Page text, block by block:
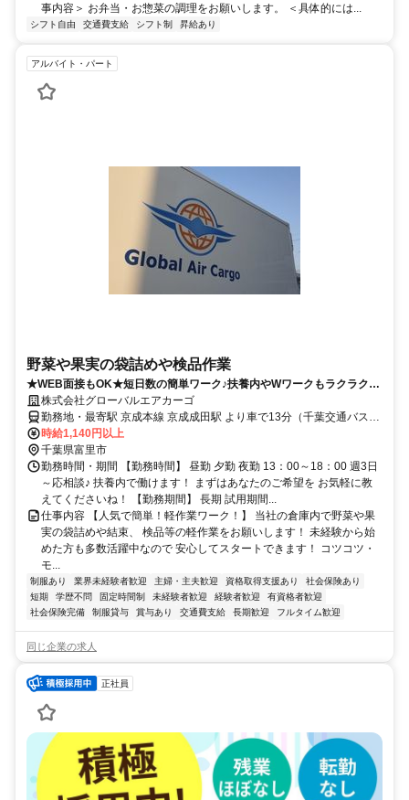
事内容＞ お弁当・お惣菜の調理をお願いします。 ＜具体的には...
シフト自由 交通費支給 シフト制 昇給あり
アルバイト・パート
野菜や果実の袋詰めや検品作業
★WEB面接もOK★短日数の簡単ワーク♪扶養内やWワークもラクラクで
すよ！
株式会社グローバルエアカーゴ
勤務地・最寄駅 京成本線 京成成田駅 より車で13分（千葉交通バスも
あります） JR成田線 成田空港駅 より車で20分 JR総武本線 八街駅 よ
り車で22分 【今のスタッフの通勤エリア】 成田市・大網白里市 芝山
町・香取市・多古町 上記から通勤している方が多いです◎ 車通勤OK
＋交通費も月2万円まで支給です！
時給1,140円以上
千葉県富里市
勤務時間・期間 【勤務時間】 昼勤 夕勤 夜勤 13：00～18：00 週3日
～応相談♪ 扶養内で働けます！ まずはあなたのご希望を お気軽に教
えてくださいね！ 【勤務期間】 長期 試用期間...
仕事内容 【人気で簡単！軽作業ワーク！】 当社の倉庫内で野菜や果
実の袋詰めや結束、 検品等の軽作業をお願いします！ 未経験から始
めた方も多数活躍中なので 安心してスタートできます！ コツコツ・
モ...
制服あり 業界未経験者歓迎 主婦・主夫歓迎 資格取得支援あり
社会保険あり
短期
学歴不問 固定時間制 未経験者歓迎 経験者歓迎
有資格者歓迎
社会保険完備
制服貸与 賞与あり 交通費支給 長期歓迎 フルタイム歓迎
同じ企業の求人
正社員